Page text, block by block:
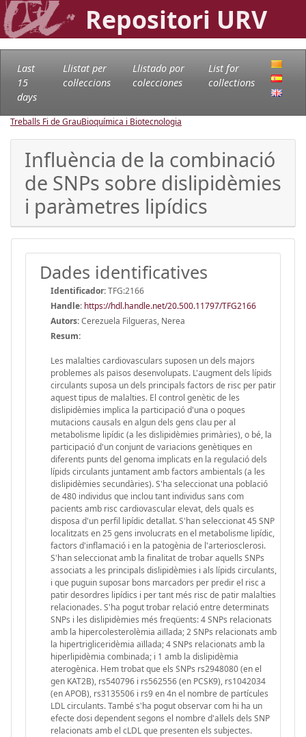
Repositori URV
Last
15
days
Llistat per
col·leccions
Llistado por
colecciones
List for
collections
Treballs Fi de GrauBioquímica i Biotecnologia
Influència de la combinació
de SNPs sobre dislipidèmies
i paràmetres lipídics
Dades identificatives
Identificador:TFG:2166
Handle: https://hdl.handle.net/20.500.11797/TFG2166
Autors:Cerezuela Filgueras, Nerea
Resum:
Les malalties cardiovasculars suposen un dels majors
problemes als països desenvolupats. L'augment dels lípids
circulants suposa un dels principals factors de risc per patir
aquest tipus de malalties. El control genètic de les
dislipidèmies implica la participació d'una o poques
mutacions causals en algun dels gens clau per al
metabolisme lipídic (a les dislipidèmies primàries), o bé, la
participació d'un conjunt de variacions genètiques en
diferents punts del genoma implicats en la regulació dels
lípids circulants juntament amb factors ambientals (a les
dislipidèmies secundàries). S'ha seleccionat una població
de 480 individus que inclou tant individus sans com
pacients amb risc cardiovascular elevat, dels quals es
disposa d'un perfil lipídic detallat. S'han seleccionat 45 SNP
localitzats en 25 gens involucrats en el metabolisme lipídic,
factors d'inflamació i en la patogènia de l'arteriosclerosi.
S'han seleccionat amb la finalitat de trobar aquells SNPs
associats a les principals dislipidèmies i als lípids circulants,
i que puguin suposar bons marcadors per predir el risc a
patir desordres lipídics i per tant més risc de patir malalties
relacionades. S'ha pogut trobar relació entre determinats
SNPs i les dislipidèmies més freqüents: 4 SNPs relacionats
amb la hipercolesterolèmia aïllada; 2 SNPs relacionats amb
la hipertrigliceridèmia aïllada; 4 SNPs relacionats amb la
hiperlipidèmia combinada; i 1 amb la dislipidèmia
aterogènica. Hem trobat que els SNPs rs2948080 (en el
gen KAT2B), rs540796 i rs562556 (en PCSK9), rs1042034
(en APOB), rs3135506 i rs9 en 4n el nombre de partícules
LDL circulants. També s'ha pogut observar com hi ha un
efecte dosi dependent segons el nombre d'al·lels dels SNP
relacionats amb el cLDL que presenten els subjectes.